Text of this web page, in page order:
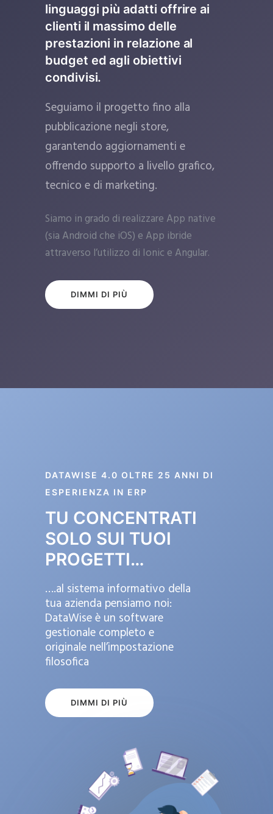
linguaggi più adatti offrire ai
clienti il massimo delle
prestazioni in relazione al
budget ed agli obiettivi
condivisi.
Seguiamo il progetto fino alla
pubblicazione negli store,
garantendo aggiornamenti e
offrendo supporto a livello grafico,
tecnico e di marketing.
Siamo in grado di realizzare App native
(sia Android che iOS) e App ibride
attraverso l’utilizzo di Ionic e Angular.
DIMMI DI PIÙ
DATAWISE 4.0 OLTRE 25 ANNI DI
ESPERIENZA IN ERP
TU CONCENTRATI
SOLO SUI TUOI
PROGETTI…
….al sistema informativo della
tua azienda pensiamo noi:
DataWise è un software
gestionale completo e
originale nell’impostazione
filosofica
DIMMI DI PIÙ